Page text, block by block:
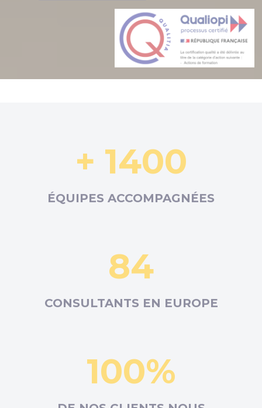
+ 1400
ÉQUIPES ACCOMPAGNÉES
84
CONSULTANTS EN EUROPE
100%